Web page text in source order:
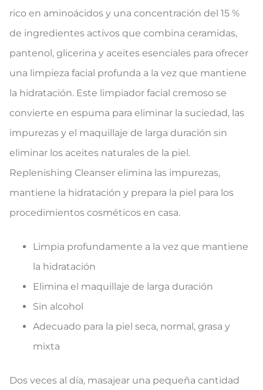
rico en aminoácidos y una concentración del 15 %
de ingredientes activos que combina ceramidas,
pantenol, glicerina y aceites esenciales para ofrecer
una limpieza facial profunda a la vez que mantiene
la hidratación. Este limpiador facial cremoso se
convierte en espuma para eliminar la suciedad, las
impurezas y el maquillaje de larga duración sin
eliminar los aceites naturales de la piel.
Replenishing Cleanser elimina las impurezas,
mantiene la hidratación y prepara la piel para los
procedimientos cosméticos en casa.
Limpia profundamente a la vez que mantiene
la hidratación
Elimina el maquillaje de larga duración
Sin alcohol
Adecuado para la piel seca, normal, grasa y
mixta
Dos veces al día, masajear una pequeña cantidad